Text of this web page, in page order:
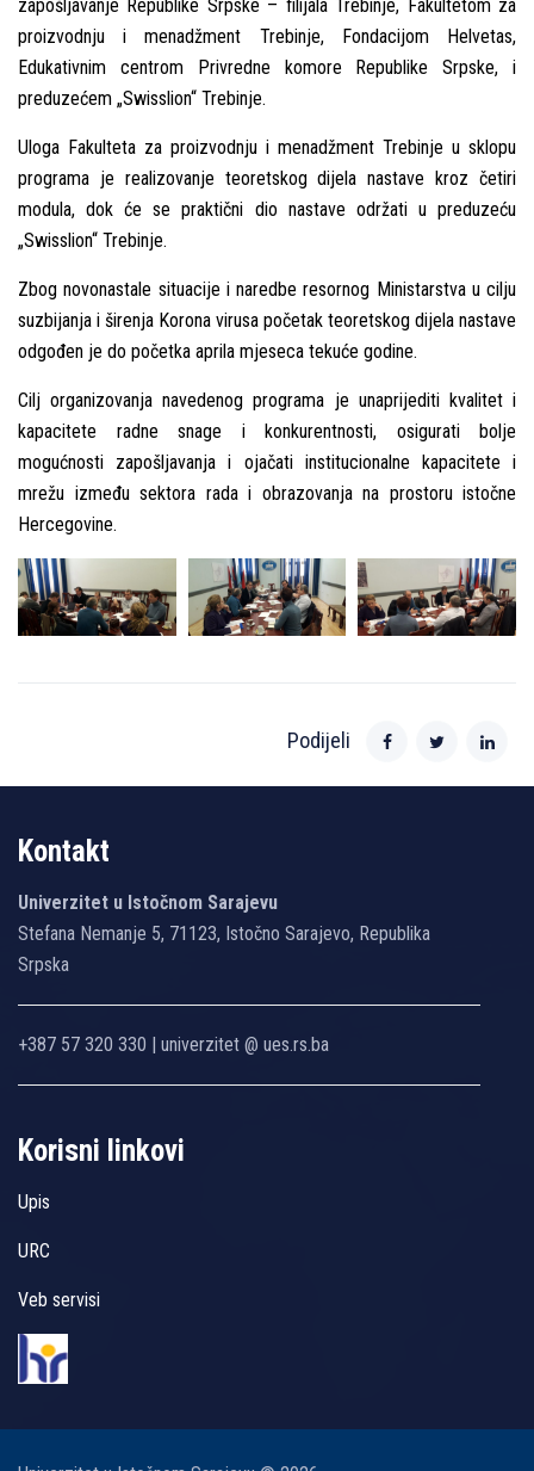
zapošlјavanje Republike Srpske – filijala Trebinje, Fakultetom za
proizvodnju i menadžment Trebinje, Fondacijom Helvetas,
Edukativnim centrom Privredne komore Republike Srpske, i
preduzećem „Swisslion“ Trebinje.
Uloga Fakulteta za proizvodnju i menadžment Trebinje u sklopu
programa je realizovanje teoretskog dijela nastave kroz četiri
modula, dok će se praktični dio nastave održati u preduzeću
„Swisslion“ Trebinje.
Zbog novonastale situacije i naredbe resornog Ministarstva u cilјu
suzbijanja i širenja Korona virusa početak teoretskog dijela nastave
odgođen je do početka aprila mjeseca tekuće godine.
Cilј organizovanja navedenog programa je unaprijediti kvalitet i
kapacitete radne snage i konkurentnosti, osigurati bolјe
mogućnosti zapošlјavanja i ojačati institucionalne kapacitete i
mrežu između sektora rada i obrazovanja na prostoru istočne
Hercegovine.
Podijeli
Kontakt
Univerzitet u Istočnom Sarajevu
Stefana Nemanje 5, 71123, Istočno Sarajevo, Republika
Srpska
+387 57 320 330 | univerzitet @ ues.rs.ba
Korisni linkovi
Upis
URC
Veb servisi